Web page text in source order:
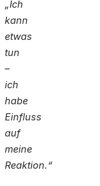
„Ich
kann
etwas
tun
–
ich
habe
Einfluss
auf
meine
Reaktion.“